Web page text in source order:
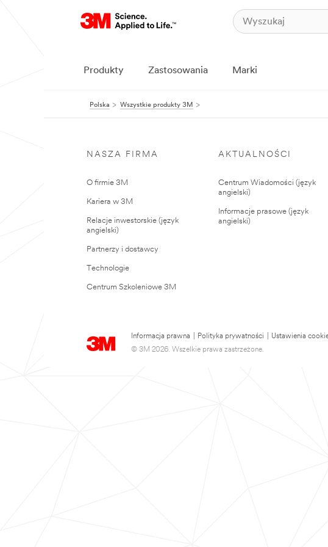
Produkty Zastosowania Marki
Polska Wszystkie produkty 3M
NASZA FIRMA
O firmie 3M
Kariera w 3M
Relacje inwestorskie (język
angielski)
Partnerzy i dostawcy
Technologie
Centrum Szkoleniowe 3M
AKTUALNOŚCI
Centrum Wiadomości (język
angielski)
Informacje prasowe (język
angielski)
Informacja prawna Polityka prywatności
Ustawienia
© 3M 2026. Wszelkie prawa zastrzeżone.